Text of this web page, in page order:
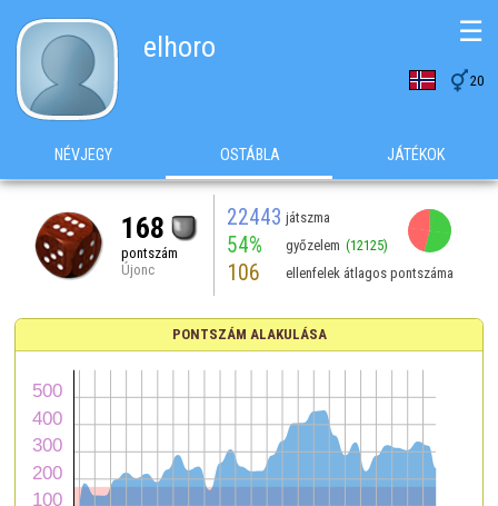
elhoro
 20
☰
NÉVJEGY OSTÁBLA JÁTÉKOK
168
pontszám
Újonc
22443 játszma
54% győzelem (12125)
106 ellenfelek átlagos pontszáma
PONTSZÁM ALAKULÁSA